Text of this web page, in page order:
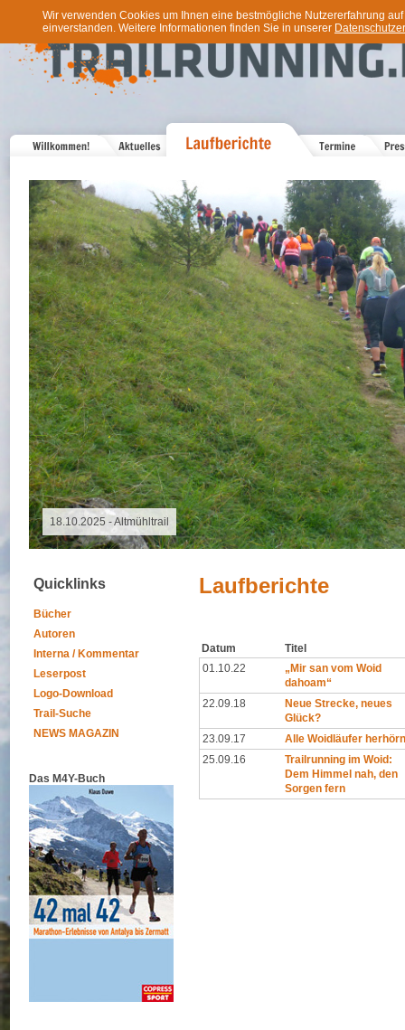
Wir verwenden Cookies um Ihnen eine bestmögliche Nutzererfahrung
einverstanden. Weitere Informationen finden Sie in unserer
09.08.2026 - Special Event
Quicklinks
Bücher
Autoren
Interna / Kommentar
Leserpost
Logo-Download
Trail-Suche
NEWS MAGAZIN
Das M4Y-Buch
Laufberichte
Datum
Titel
01.10.22
„Mir san vom Woid
dahoam“
22.09.18
Neue Strecke, neues
Glück?
23.09.17
Alle Woidläufer herhörn
25.09.16
Trailrunning im Woid:
Dem Himmel nah, den
Sorgen fern